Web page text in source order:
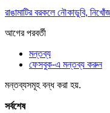
রাঙামাটির বরকলে নৌকাডুবি,
আগেরপরবর্তী
মন্তব্য
ফেসবুক-এ মন্তব্য করুন
মন্তব্যসমূহ বন্ধ করা হয়.
সর্বশেষ